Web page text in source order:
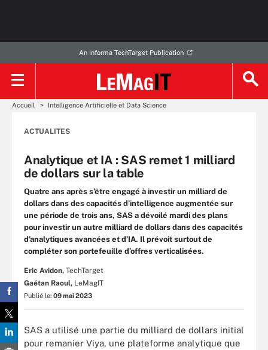
An Informa TechTarget Publication
Accueil Intelligence Artificielle et Data Science
ACTUALITES
Analytique et IA : SAS remet 1 milliard
de dollars sur la table
Quatre ans après s’être engagé à investir un milliard de
dollars dans des capacités d’intelligence augmentée sur
une période de trois ans, SAS a dévoilé mardi des plans
pour investir un autre milliard de dollars dans des capacités
d’analytiques avancées et d’IA. Il prévoit surtout de
compléter son portefeuille d’offres verticalisées.
Eric Avidon, TechTarget
Gaétan Raoul, LeMagIT
Publié le: 09 mai 2023
SAS a utilisé une partie du milliard de dollars initial
pour remanier Viya, une plateforme analytique que